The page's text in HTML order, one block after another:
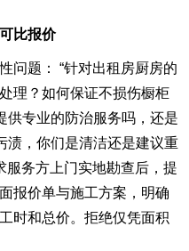
比报价
问题： “针对出租房厨房的
理？如何保证不损伤橱柜
供专业的防治服务吗，还是
渍，你们是清洁还是建议重
服务方上门实地勘查后，提
报价单与施工方案，明确
时和总价。拒绝仅凭面积